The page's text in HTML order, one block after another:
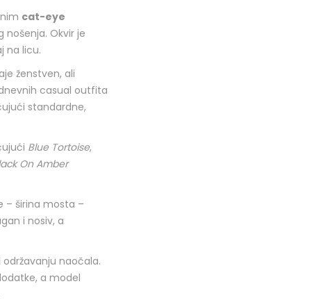
cat-eye
Okvir je
na licu.
ženstven, ali
casual outfita
standardne,
Blue Tortoise,
On Amber
– širina mosta –
i nosiv, a
naočala.
a model